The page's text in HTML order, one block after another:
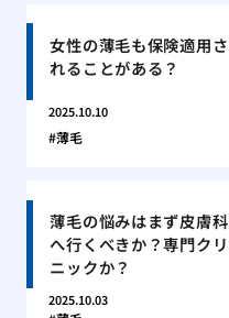
女性の薄毛も保険適用さ
れることがある？
2025.10.10
薄毛
薄毛の悩みはまず皮膚科
へ行くべきか？専門クリ
ニックか？
2025.10.03